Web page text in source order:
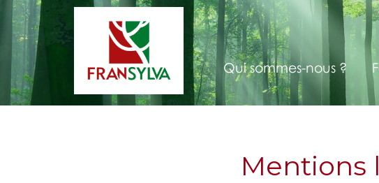
Qui sommes-nous ?
Mentions